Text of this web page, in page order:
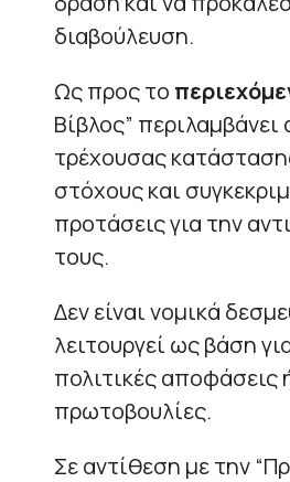
διαβούλευση.
Ως προς το
Βίβλος”
τρέχουσας
στόχους και
προτάσεις για την
τους.
Δεν είναι νομικά
λειτουργεί ως βάση
πολιτικές αποφάσεις
πρωτοβουλίες.
Σε αντίθεση με την